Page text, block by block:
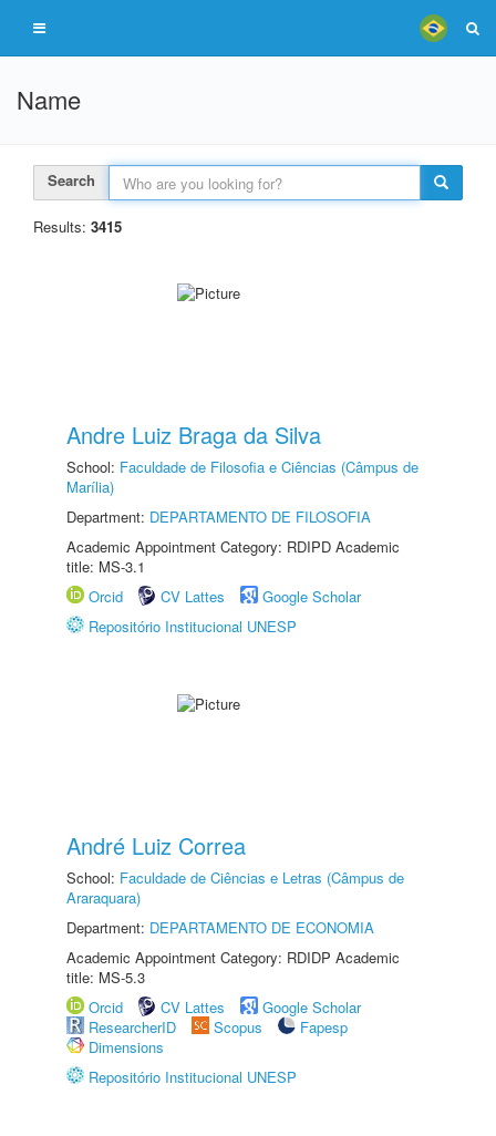
Name
Search
Results: 3415
Andre Luiz Braga da Silva
School: Faculdade de Filosofia e Ciências (Câmpus de
Marília)
Department: DEPARTAMENTO DE FILOSOFIA
Academic Appointment Category: RDIPD Academic
title: MS-3.1
Orcid
CV Lattes
Google Scholar
Repositório Institucional UNESP
André Luiz Correa
School: Faculdade de Ciências e Letras (Câmpus de
Araraquara)
Department: DEPARTAMENTO DE ECONOMIA
Academic Appointment Category: RDIDP Academic
title: MS-5.3
Orcid
CV Lattes
Google Scholar
ResearcherID
Scopus
Fapesp
Dimensions
Repositório Institucional UNESP